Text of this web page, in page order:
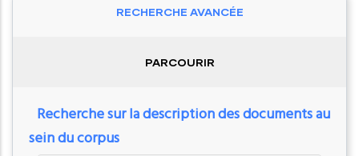
RECHERCHE AVANCÉE
PARCOURIR
Recherche sur la description des documents au
sein du corpus